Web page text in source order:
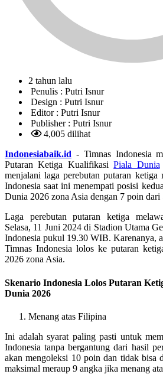
2 tahun lalu
Penulis : Putri Isnur
Design : Putri Isnur
Editor : Putri Isnur
Publisher : Putri Isnur
4,005 dilihat
Indonesiabaik.id - Timnas Indonesia
Putaran Ketiga KualifikasiPiala Dunia
menjalani laga perebutan putaran
Indonesia saat ini menempati posisi
Dunia 2026 zona Asia dengan 7 poin dari
Laga perebutan putaran ketiga
Selasa, 11 Juni 2024 di Stadion Utama
Indonesia pukul 19.30 WIB. Karenanya,
Timnas Indonesia lolos ke putaran
2026 zona Asia.
Skenario Indonesia Lolos Putaran
Dunia 2026
Menang atas Filipina
Ini adalah syarat paling pasti untuk
Indonesia tanpa bergantung dari hasil
akan mengoleksi 10 poin dan tidak bisa
maksimal meraup 9 angka jika menang